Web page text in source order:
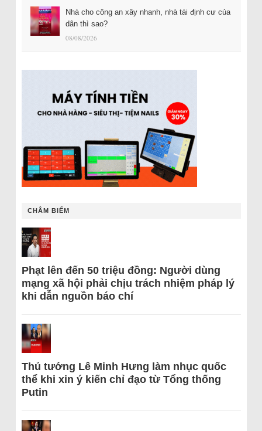
Nhà cho công an xây nhanh, nhà tái định cư của
dân thì sao?
08/08/2026
CHÂM BIẾM
Phạt lên đến 50 triệu đồng: Người dùng
mạng xã hội phải chịu trách nhiệm pháp lý
khi dẫn nguồn báo chí
Thủ tướng Lê Minh Hưng làm nhục quốc
thể khi xin ý kiến chỉ đạo từ Tổng thống
Putin